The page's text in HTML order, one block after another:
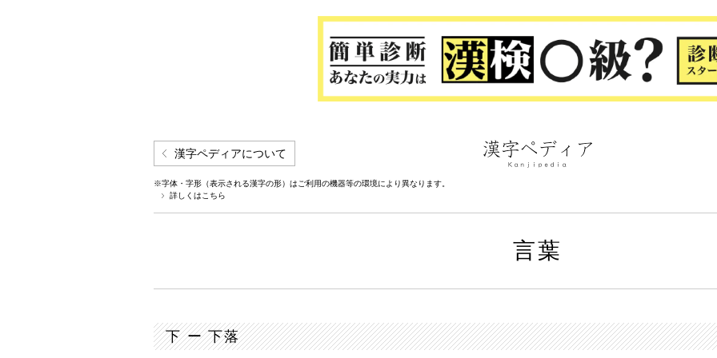
漢字ペディアについて
※字体・字形（表示される漢字の形）はご利用の機器等の環境により異なります。
詳しくはこちら
言葉
下 ー 下落